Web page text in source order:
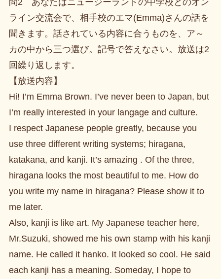
問2 あなたはニュージーランドの中学校とのオン
ライン交流会で、相手校のエマ(Emma)さんの話を
聞きます。話されている内容に合うものを、ア～
カの中から三つ選び。記号で答えなさい。放送は2
回繰り返します。
【放送内容】
Hi! I’m Emma Brown. I’ve never been to Japan, but
I’m really interested in your langage and culture.
I respect Japanese people greatly, because you
use three different writing systems; hiragana,
katakana, and kanji. It’s amazing . Of the three,
hiragana looks the most beautiful to me. How do
you write my name in hiragana? Please show it to
me later.
Also, kanji is like art. My Japanese teacher here,
Mr.Suzuki, showed me his own stamp with his kanji
name. He called it hanko. It looked so cool. He said
each kanji has a meaning. Someday, I hope to